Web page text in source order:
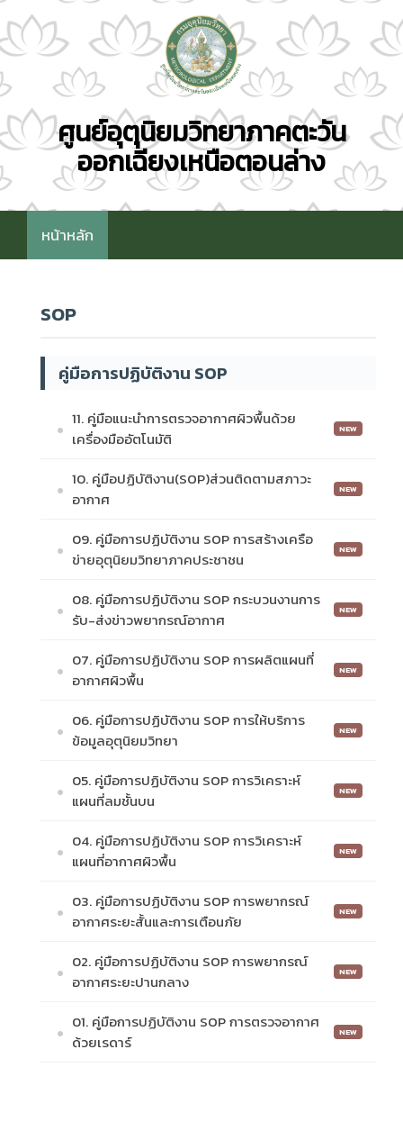
ศูนย์อุตุนิยมวิทยาภาคตะวัน
ออกเฉียงเหนือตอนล่าง
หน้าหลัก